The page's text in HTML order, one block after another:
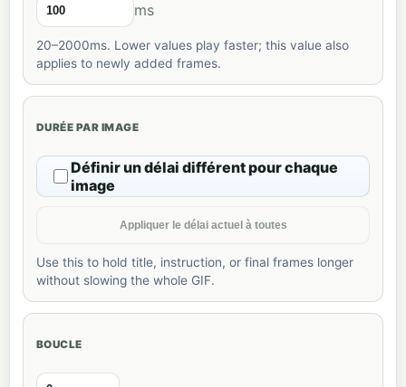
ms
20–2000ms. Lower values play faster; this value also
applies to newly added frames.
DURÉE PAR IMAGE
Définir un délai différent pour chaque
image
Appliquer le délai actuel à toutes
Use this to hold title, instruction, or final frames longer
without slowing the whole GIF.
BOUCLE